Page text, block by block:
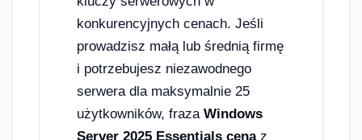
konkurencyjnych cenach. Jeśli
prowadzisz małą lub średnią firmę
i potrzebujesz niezawodnego
serwera dla maksymalnie 25
użytkowników, fraza Windows
Server 2025 Essentials cenaz